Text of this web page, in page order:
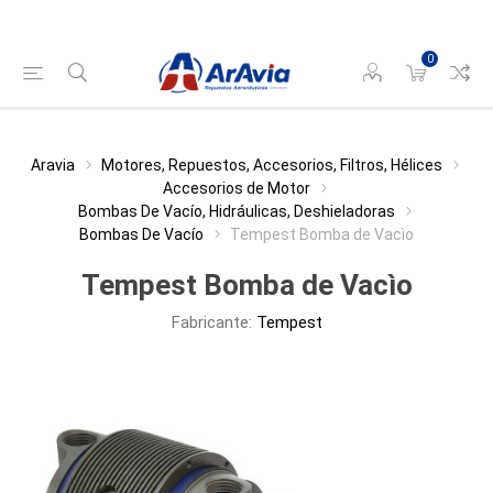
0
Aravia
Motores, Repuestos, Accesorios, Filtros, Hélices
Accesorios de Motor
Bombas De Vacío, Hidráulicas, Deshieladoras
Bombas De Vacío
Tempest Bomba de Vacìo
Tempest Bomba de Vacìo
Fabricante: Tempest